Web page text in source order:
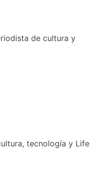
de cultura y
tecnología y Life